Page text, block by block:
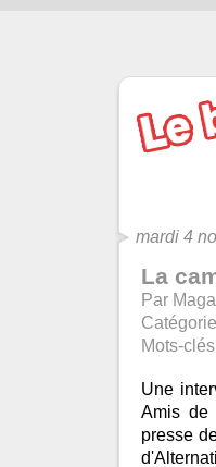
mardi 4
La
Par
Mots-
Une
Amis de
presse